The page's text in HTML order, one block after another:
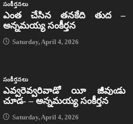
సంకీర్తనలు
ఎంత చేసిన తనకేది తుద –
అన్నమయ్య సంకీర్తన
Saturday, April 4, 2026
సంకీర్తనలు
ఎవ్వరెవ్వరివాడో యీ జీవుఁడు
చూడ- – అన్నమయ్య సంకీర్తన
Saturday, April 4, 2026